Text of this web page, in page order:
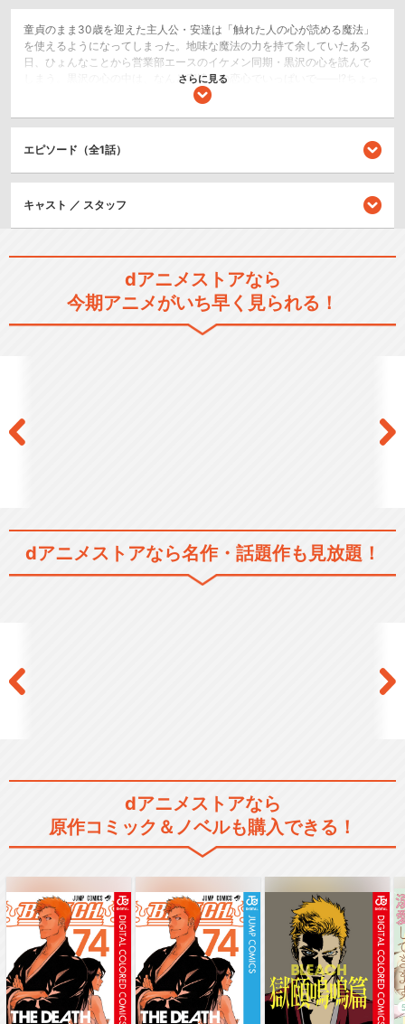
童貞のまま30歳を迎えた主人公・安達は「触れた人の心が読める魔法」
を使えるようになってしまった。地味な魔法の力を持て余していたある
日、ひょんなことから営業部エースのイケメン同期・黒沢の心を読んで
しまう。黒沢の心の中は、なんと安達への恋心でいっぱいで――!?ちょっ
と不思議な魔法の力が巻き起こす、“爽やかイケメン”から“30歳拗らせ童
シリーズ／関連のアニメ作品
TVアニメ「30歳まで童貞だ
「30歳まで童貞だと魔法使い
さらに見る
エピソード（全1話）
キャスト ／ スタッフ
dアニメストアなら
今期アニメがいち早く見られる！
dアニメストアなら名作・話題作も見放題！
dアニメストアなら
原作コミック＆ノベルも購入できる！